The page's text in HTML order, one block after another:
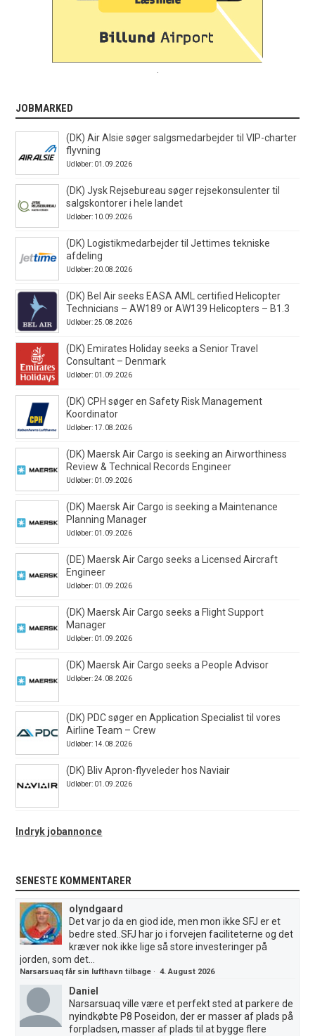
JOBMARKED
(DK) Air Alsie søger salgsmedarbejder til VIP-charter
flyvning
Udløber: 01.09.2026
(DK) Jysk Rejsebureau søger rejsekonsulenter til
salgskontorer i hele landet
Udløber: 10.09.2026
(DK) Logistikmedarbejder til Jettimes tekniske
afdeling
Udløber: 20.08.2026
(DK) Bel Air seeks EASA AML certified Helicopter
Technicians – AW189 or AW139 Helicopters – B1.3
Udløber: 25.08.2026
(DK) Emirates Holiday seeks a Senior Travel
Consultant – Denmark
Udløber: 01.09.2026
(DK) CPH søger en Safety Risk Management
Koordinator
Udløber: 17.08.2026
(DK) Maersk Air Cargo is seeking an Airworthiness
Review & Technical Records Engineer
Udløber: 01.09.2026
(DK) Maersk Air Cargo is seeking a Maintenance
Planning Manager
Udløber: 01.09.2026
(DE) Maersk Air Cargo seeks a Licensed Aircraft
Engineer
Udløber: 01.09.2026
(DK) Maersk Air Cargo seeks a Flight Support
Manager
Udløber: 01.09.2026
(DK) Maersk Air Cargo seeks a People Advisor
Udløber: 24.08.2026
(DK) PDC søger en Application Specialist til vores
Airline Team – Crew
Udløber: 14.08.2026
(DK) Bliv Apron-flyveleder hos Naviair
Udløber: 01.09.2026
Indryk jobannonce
SENESTE KOMMENTARER
olyndgaard
Det var jo da en giod ide, men mon ikke SFJ er et
bedre sted..SFJ har jo i forvejen faciliteterne og det
kræver nok ikke lige så store investeringer på
jorden, som det...
Narsarsuaq får sin lufthavn tilbage ·4. August 2026
Daniel
Narsarsuaq ville være et perfekt sted at parkere de
nyindkøbte P8 Poseidon, der er masser af plads på
forpladsen, masser af plads til at bygge flere